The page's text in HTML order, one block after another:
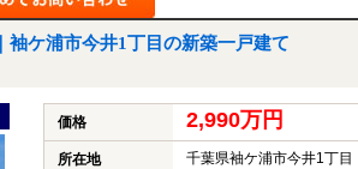
袖ケ浦市今井1丁目の新築一戸建て
価格 2,990万円
所在地 千葉県袖ケ浦市今井1丁目